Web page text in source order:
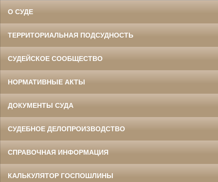
О СУДЕ
ТЕРРИТОРИАЛЬНАЯ ПОДСУДНОСТЬ
СУДЕЙСКОЕ СООБЩЕСТВО
НОРМАТИВНЫЕ АКТЫ
ДОКУМЕНТЫ СУДА
СУДЕБНОЕ ДЕЛОПРОИЗВОДСТВО
СПРАВОЧНАЯ ИНФОРМАЦИЯ
КАЛЬКУЛЯТОР ГОСПОШЛИНЫ